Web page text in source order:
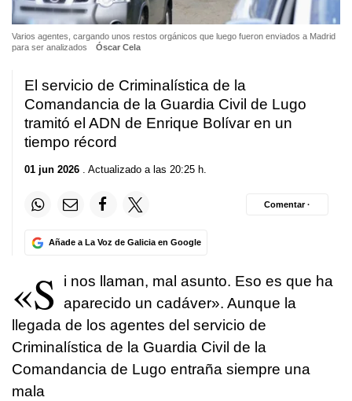
Varios agentes, cargando unos restos orgánicos que luego fueron enviados a Madrid
para ser analizados
Óscar Cela
El servicio de Criminalística de la
Comandancia de la Guardia Civil de Lugo
tramitó el ADN de Enrique Bolívar en un
tiempo récord
01 jun 2026 . Actualizado a las 20:25 h.
Añade a La Voz de Galicia en Google
Comentar ·
«S
i nos llaman, mal asunto. Eso es que ha
aparecido un cadáver». Aunque la
llegada de los agentes del servicio de
Criminalística de la Guardia Civil de la
Comandancia de Lugo entraña siempre una
mala